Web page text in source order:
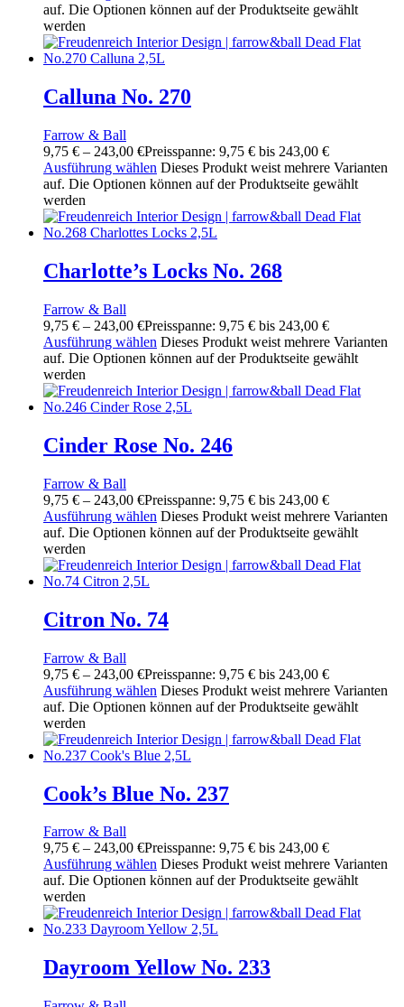
auf. Die Optionen können auf der Produktseite gewählt
werden
Calluna No. 270
Farrow & Ball
9,75 € – 243,00 €Preisspanne: 9,75 € bis 243,00 €
Ausführung wählen Dieses Produkt weist mehrere Varianten
auf. Die Optionen können auf der Produktseite gewählt
werden
Charlotte’s Locks No. 268
Farrow & Ball
9,75 € – 243,00 €Preisspanne: 9,75 € bis 243,00 €
Ausführung wählen Dieses Produkt weist mehrere Varianten
auf. Die Optionen können auf der Produktseite gewählt
werden
Cinder Rose No. 246
Farrow & Ball
9,75 € – 243,00 €Preisspanne: 9,75 € bis 243,00 €
Ausführung wählen Dieses Produkt weist mehrere Varianten
auf. Die Optionen können auf der Produktseite gewählt
werden
Citron No. 74
Farrow & Ball
9,75 € – 243,00 €Preisspanne: 9,75 € bis 243,00 €
Ausführung wählen Dieses Produkt weist mehrere Varianten
auf. Die Optionen können auf der Produktseite gewählt
werden
Cook’s Blue No. 237
Farrow & Ball
9,75 € – 243,00 €Preisspanne: 9,75 € bis 243,00 €
Ausführung wählen Dieses Produkt weist mehrere Varianten
auf. Die Optionen können auf der Produktseite gewählt
werden
Dayroom Yellow No. 233